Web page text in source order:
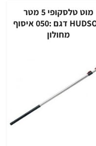
מוט טלסקופי 5 מטר
HUDSON דגם :050 איסוף
מחולון